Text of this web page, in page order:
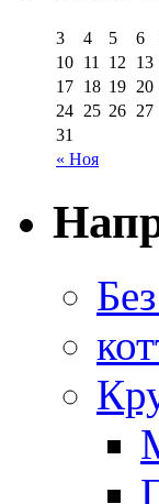
« Ноя
3
4 5 6
10 11 12 13
17 18 19 20
24 25 26 27
31